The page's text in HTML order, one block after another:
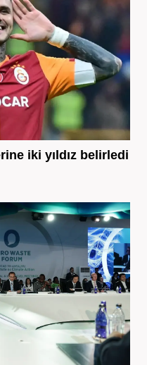
iki yıldız belirledi